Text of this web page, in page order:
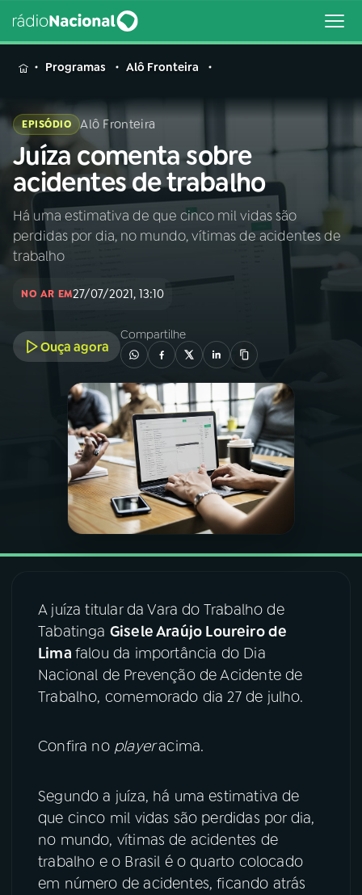
MENU
Buscar
na
Rádio
Nacional
Buscar
AO VIVO
01INÍCIO
02A RÁDIO
PROGRAMAÇÃO
PROGRAMAS
PODCASTS
06VIDEOCASTS
07ÚLTIMAS
FESTIVAL DE MÚSICA
YouTube Facebook
Instagram X
TikTok
Programas Alô Fronteira
EPISÓDIO Alô Fronteira
Juíza comenta sobre
acidentes de trabalho
Há uma estimativa de que cinco mil vidas são
perdidas por dia, no mundo, vítimas de acidentes de
trabalho
NO AR EM27/07/2021, 13:10
Ouça agora
Compartilhe
A juíza titular da Vara do Trabalho de
Tabatinga Gisele Araújo Loureiro de
Lima falou da importância do Dia
Nacional de Prevenção de Acidente de
Trabalho, comemorado dia 27 de julho.
Confira no playeracima.
Segundo a juíza, há uma estimativa de
que cinco mil vidas são perdidas por dia,
no mundo, vítimas de acidentes de
trabalho e o Brasil é o quarto colocado
em número de acidentes, ficando atrás